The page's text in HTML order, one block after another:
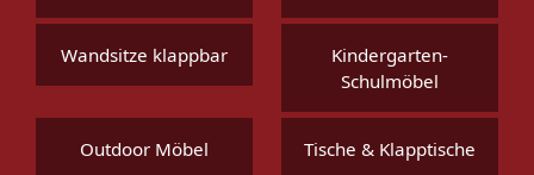
Wandsitze klappbar
Kindergarten-
Schulmöbel
Outdoor Möbel Tische & Klapptische